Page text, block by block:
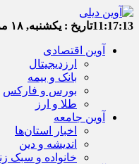
11:17:14تاریخ : یکشنبه, ۱۸ مرداد , ۱۴۰۵
آوین اقتصادی
ارزدیجیتال
بانک و بیمه
بورس و فارکس
طلا و ارز
آوین جامعه
اخبار استان‌ها
اندیشه و دین
خانواده و سبک